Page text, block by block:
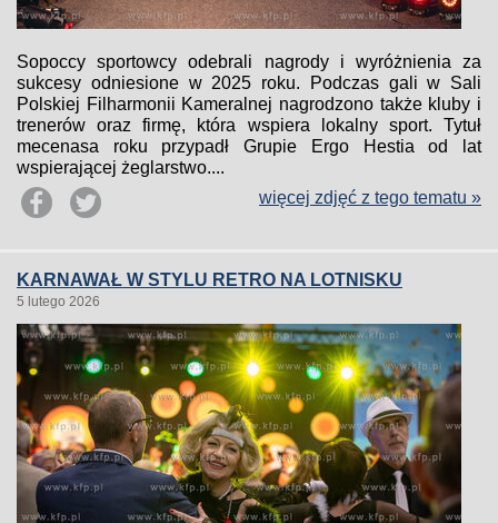
Sopoccy sportowcy odebrali nagrody i wyróżnienia za
sukcesy odniesione w 2025 roku. Podczas gali w Sali
Polskiej Filharmonii Kameralnej nagrodzono także kluby i
trenerów oraz firmę, która wspiera lokalny sport. Tytuł
mecenasa roku przypadł Grupie Ergo Hestia od lat
wspierającej żeglarstwo....
więcej zdjęć z tego tematu »
KARNAWAŁ W STYLU RETRO NA LOTNISKU
5 lutego 2026